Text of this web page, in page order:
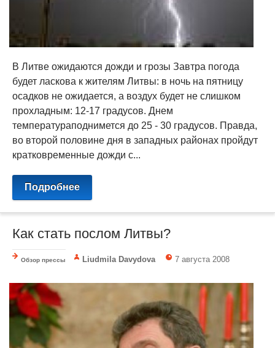
В Литве ожидаются дожди и грозы Завтра погода
будет ласкова к жителям Литвы: в ночь на пятницу
осадков не ожидается, а воздух будет не слишком
прохладным: 12-17 градусов. Днем
температураподнимется до 25 - 30 градусов. Правда,
во второй половине дня в западных районах пройдут
кратковременные дожди с...
Подробнее
Как стать послом Литвы?
Обзор прессы Liudmila Davydova 7 августа 2008